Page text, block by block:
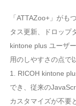
「ATTAZoo+」がも
タス更新、ドロップ
kintone plus ユーザ
用のしやすさの点で
1. RICOH kintone
でき、従来の
カスタマイズが不要